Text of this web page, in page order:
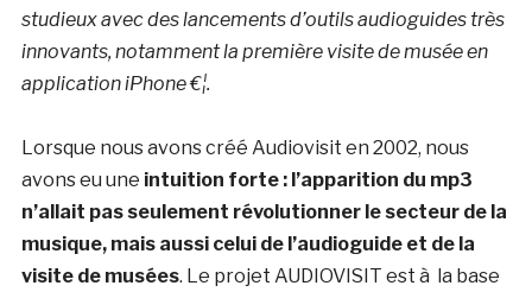
studieux avec des lancements d’outils audioguides très
innovants, notamment la première visite de musée en
application iPhone €¦.
Lorsque nous avons créé Audiovisit en 2002, nous
avons eu une intuition forte : l’apparition du mp3
n’allait pas seulement révolutionner le secteur de la
musique, mais aussi celui de l’audioguide et de la
visite de musées. Le projet AUDIOVISIT est à la base